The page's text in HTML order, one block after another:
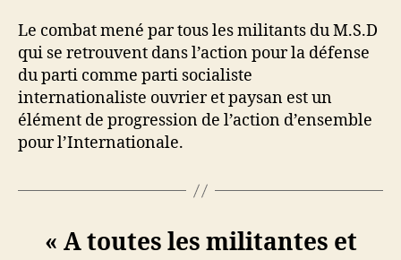
Le combat mené par tous les militants du M.S.D
qui se retrouvent dans l’action pour la défense
du parti comme parti socialiste
internationaliste ouvrier et paysan est un
élément de progression de l’action d’ensemble
pour l’Internationale.
« A toutes les militantes et